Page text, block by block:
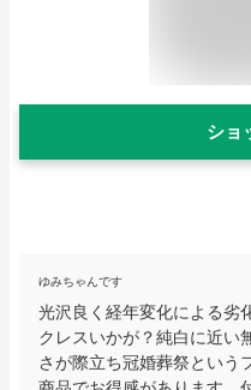
ショ
ゆみちゃんです
光沢良く経年変化による劣
クレスいかが？純白に近い
さが際立ち冠婚葬祭という